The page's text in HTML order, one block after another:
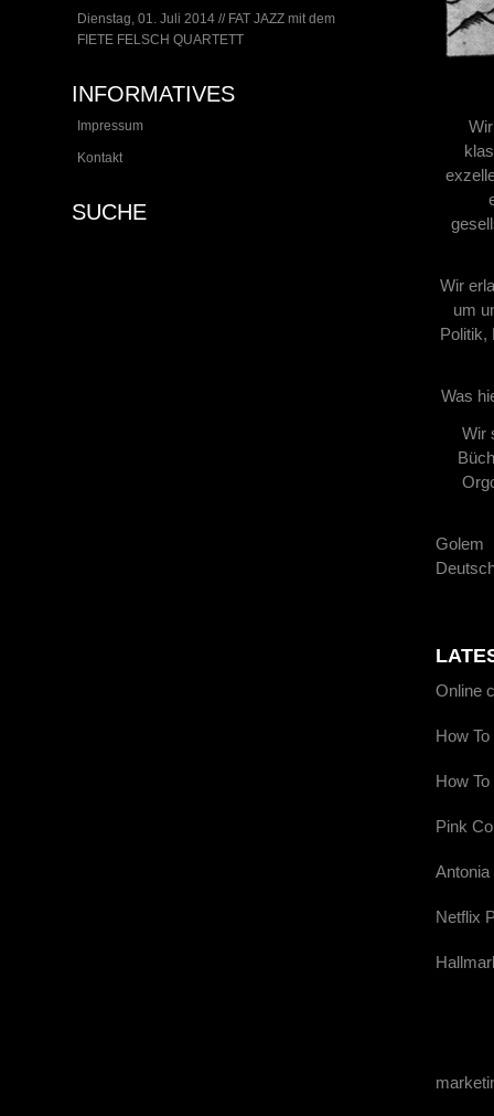
Dienstag, 01. Juli 2014 // FAT JAZZ mit dem
FIETE FELSCH QUARTETT
INFORMATIVES
Impressum
Kontakt
SUCHE
Wir
um
Politik,
Was
Wir
Online
How
How
Pink
Netflix